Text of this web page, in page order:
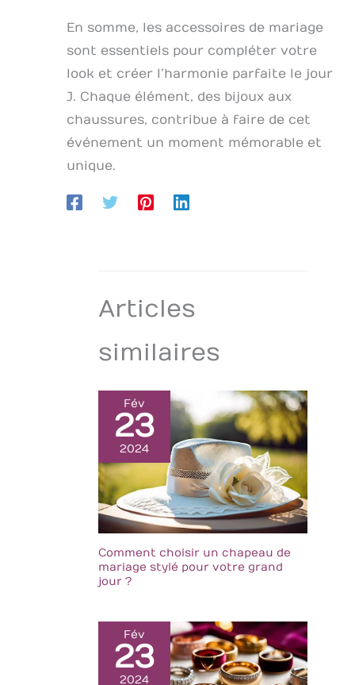
En somme, les accessoires de mariage
sont essentiels pour compléter votre
look et créer l’harmonie parfaite le jour
J. Chaque élément, des bijoux aux
chaussures, contribue à faire de cet
événement un moment mémorable et
unique.
Articles
similaires
Fév
23
2024
Comment choisir un chapeau de
mariage stylé pour votre grand
jour ?
Fév
23
2024